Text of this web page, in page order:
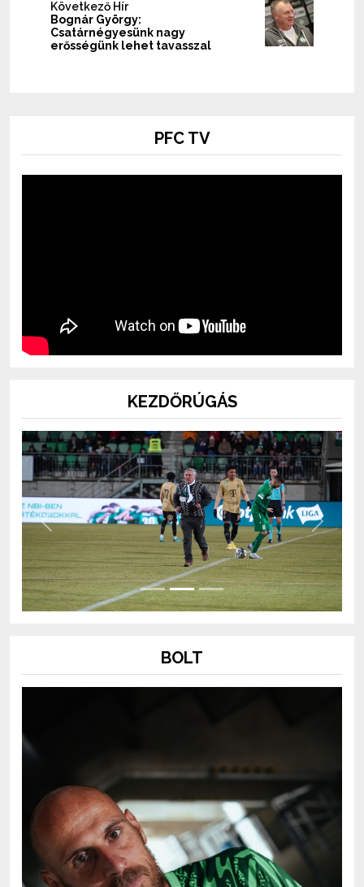
Következő Hír
Bognár György:
Csatárnégyesünk nagy
erősségünk lehet tavasszal
PFC TV
KEZDŐRÚGÁS
Previous Next
BOLT